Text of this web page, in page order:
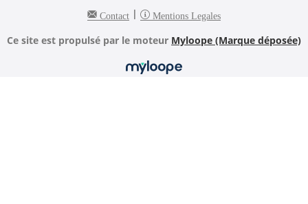
Contact | Mentions Legales
Ce site est propulsé par le moteur Myloope (Marque déposée)